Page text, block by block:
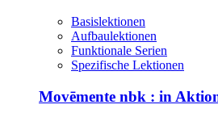
Basislektionen
Aufbaulektionen
Funktionale Serien
Spezifische Lektionen
Movēmente nbk : in